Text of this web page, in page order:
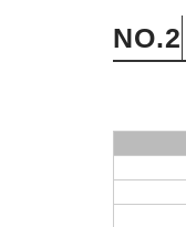
NO.2